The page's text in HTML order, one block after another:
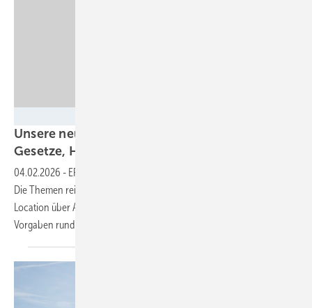
Unsere neue Ausgabe ist da! Windmarkt, neue
Gesetze, H2-Desaster…
04.02.2026 - ERNEUERBARE ENERGIEN 2/2026 ist gerade erschienen.
Die Themen reichen von Windkraft, Wasserstoffhochlauf, Co-
Location über Abwärme und Suffizienz bis zu neuen gesetzlichen
Vorgaben rund um die erneuerbaren